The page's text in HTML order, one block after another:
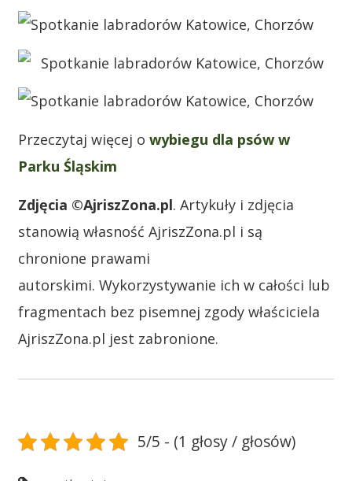
Przeczytaj więcej o wybiegu dla psów w
Parku Śląskim
Zdjęcia ©AjriszZona.pl. Artykuły i zdjęcia
stanowią własność AjriszZona.pl i są
chronione prawami
autorskimi. Wykorzystywanie ich w całości lub
fragmentach bez pisemnej zgody właściciela
AjriszZona.pl jest zabronione.
5/5 - (1 głosy / głosów)